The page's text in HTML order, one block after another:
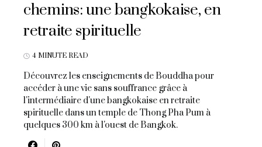
chemins: une bangkokaise, en
retraite spirituelle
4 MINUTE READ
Découvrez les enseignements de Bouddha pour
accéder à une vie sans souffrance grâce à
l'intermédiaire d'une bangkokaise en retraite
spirituelle dans un temple de Thong Pha Pum à
quelques 300 km à l'ouest de Bangkok.